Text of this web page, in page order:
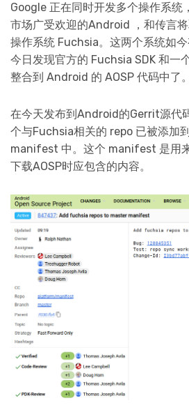
Google 正在同时开发多个操作系统
市场广受欢迎的Android ，和传言
操作系统 Fuchsia。这两个系统如今
今日发现官方的 Fuchsia SDK 和一
整合到 Android 的 AOSP 代码中了。
在今天发布到Android的Gerrit源代
个与Fuchsia相关的 repo 已被添加
manifest 中。这个 manifest 是用
下载AOSP时应包含的内容。